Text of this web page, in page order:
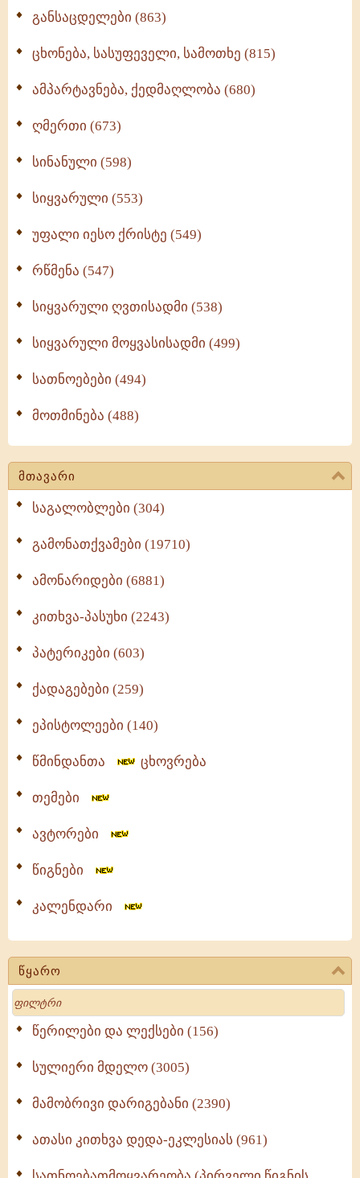
განსაცდელები (863)
ცხონება, სასუფეველი, სამოთხე (815)
ამპარტავნება, ქედმაღლობა (680)
ღმერთი (673)
სინანული (598)
სიყვარული (553)
უფალი იესო ქრისტე (549)
რწმენა (547)
სიყვარული ღვთისადმი (538)
სიყვარული მოყვასისადმი (499)
სათნოებები (494)
მოთმინება (488)
მთავარი
საგალობლები (304)
გამონათქვამები (19710)
ამონარიდები (6881)
კითხვა-პასუხი (2243)
პატერიკები (603)
ქადაგებები (259)
ეპისტოლეები (140)
წმინდანთა ცხოვრება
თემები
ავტორები
წიგნები
კალენდარი
წყარო
Search
წერილები და ლექსები (156)
სულიერი მდელო (3005)
მამობრივი დარიგებანი (2390)
ათასი კითხვა დედა-ეკლესიას (961)